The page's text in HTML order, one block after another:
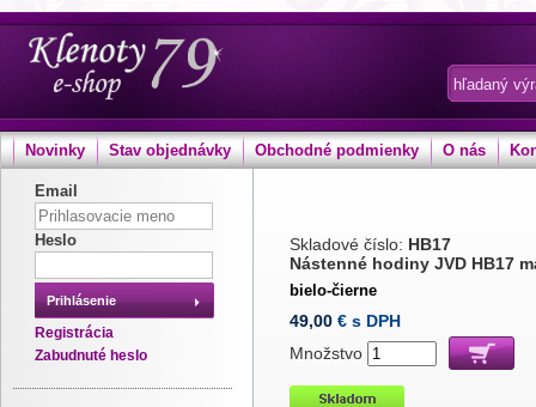
Novinky Stav objednávky Obchodné podmienky O nás
Email
Heslo
Prihlásenie
Registrácia
Zabudnuté heslo
Skladové číslo: HB17
Nástenné hodiny JVD HB17
bielo-čierne
49,00 € s DPH
Množstvo